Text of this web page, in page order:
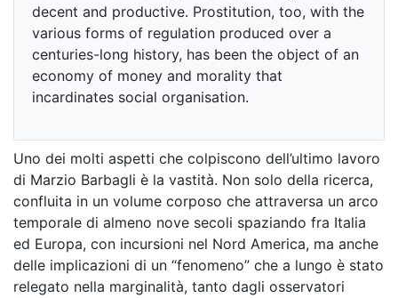
decent and productive. Prostitution, too, with the
various forms of regulation produced over a
centuries-long history, has been the object of an
economy of money and morality that
incardinates social organisation.
Uno dei molti aspetti che colpiscono dell’ultimo lavoro
di Marzio Barbagli è la vastità. Non solo della ricerca,
confluita in un volume corposo che attraversa un arco
temporale di almeno nove secoli spaziando fra Italia
ed Europa, con incursioni nel Nord America, ma anche
delle implicazioni di un “fenomeno” che a lungo è stato
relegato nella marginalità, tanto dagli osservatori